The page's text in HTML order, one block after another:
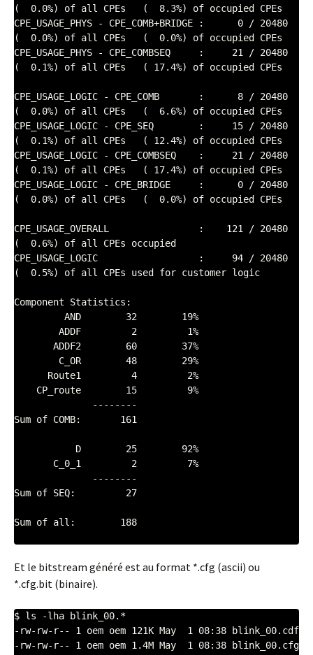
(  0.0%) of all CPEs   (  8.3%) of occupied CPEs
CPE_USAGE_PHYS - CPE_COMB+BRIDGE :      0 / 20480
(  0.0%) of all CPEs   (  0.0%) of occupied CPEs
CPE_USAGE_PHYS - CPE_COMBSEQ     :     21 / 20480
(  0.1%) of all CPEs   ( 17.4%) of occupied CPEs
CPE_USAGE_LOGIC - CPE_COMB       :      8 / 20480
(  0.0%) of all CPEs   (  6.6%) of occupied CPEs
CPE_USAGE_LOGIC - CPE_SEQ        :     15 / 20480
(  0.1%) of all CPEs   ( 12.4%) of occupied CPEs
CPE_USAGE_LOGIC - CPE_COMBSEQ    :     21 / 20480
(  0.1%) of all CPEs   ( 17.4%) of occupied CPEs
CPE_USAGE_LOGIC - CPE_BRIDGE     :      0 / 20480
(  0.0%) of all CPEs   (  0.0%) of occupied CPEs
CPE_USAGE_OVERALL                :    121 / 20480
(  0.6%) of all CPEs occupied
CPE_USAGE_LOGIC                  :     94 / 20480
(  0.5%) of all CPEs used for customer logic
Component Statistics:
Sum of COMB:       161
Sum of SEQ:         27
Sum of all:        188
Et le bitstream généré est au format *.cfg (ascii) ou
*.cfg.bit (binaire).
$ ls -lha blink_00.*
-rw-rw-r-- 1 oem oem 121K May  1 08:38 blink_00.cdf
-rw-rw-r-- 1 oem oem 1.4M May  1 08:38 blink_00.cfg